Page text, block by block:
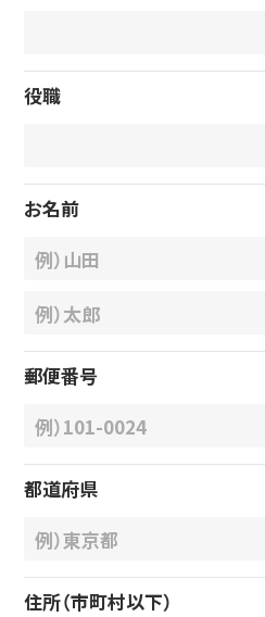
役職
お名前
郵便番号
都道府県
住所（市町村以下）